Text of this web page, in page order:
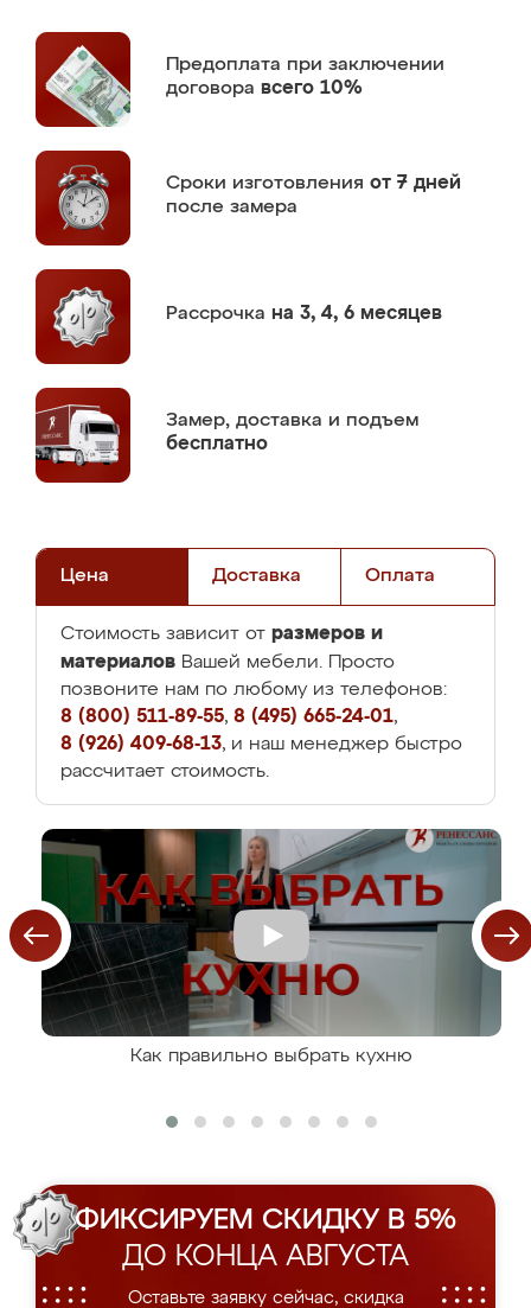
Предоплата при заключении
договора всего 10%
Сроки изготовления от 7 дней
после замера
Рассрочка на 3, 4, 6 месяцев
Замер, доставка и подъем
бесплатно
Цена Доставка Оплата
Стоимость зависит от размеров и
материалов Вашей мебели. Просто
позвоните нам по любому из телефонов:
8 (800) 511-89-55, 8 (495) 665-24-01,
8 (926) 409-68-13, и наш менеджер быстро
рассчитает стоимость.
Как правильно выбрать кухню
ФИКСИРУЕМ СКИДКУ В 5%
ДО КОНЦА АВГУСТА
Оставьте заявку сейчас, скидка